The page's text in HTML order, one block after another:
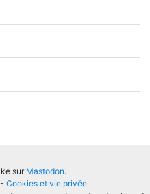
sur Mastodon.
- Cookies et vie privée